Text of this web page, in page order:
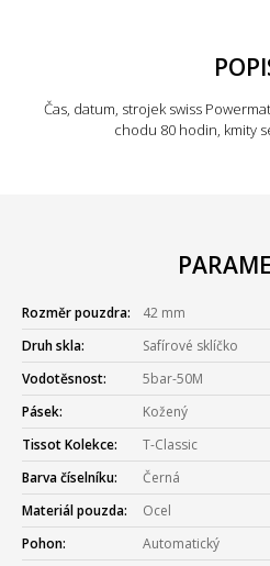
Čas, datum, strojek swiss
chodu 80 hodin, kmity
Rozměr pouzdra:
42 mm
Druh skla:
Safírové sklíčko
Vodotěsnost:
5bar-50M
Pásek:
Kožený
Tissot Kolekce:
T-Classic
Barva číselníku:
Černá
Materiál pouzda:
Ocel
Pohon:
Automatický